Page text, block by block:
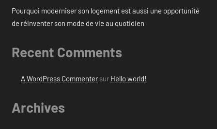
Pourquoi moderniser son logement est aussi une opportunité
de réinventer son mode de vie au quotidien
Recent Comments
A WordPress Commentersur Hello world!
Archives